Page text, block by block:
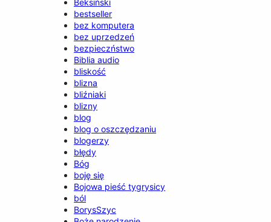
bestseller
bez komputera
bez uprzedzeń
bezpieczństwo
Biblia audio
bliskość
blizna
bliźniaki
blizny
blog
blog o oszczędzaniu
blogerzy
błędy
Bóg
boję się
Bojowa pieść tygrysicy
ból
BorysSzyc